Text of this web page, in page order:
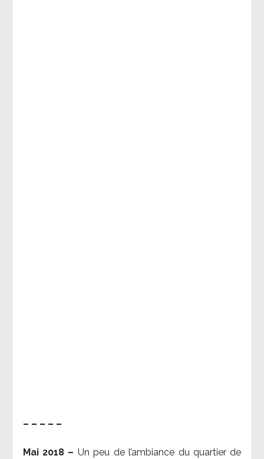
– – – – –
Mai 2018 – Un peu de l’ambiance du quartier de